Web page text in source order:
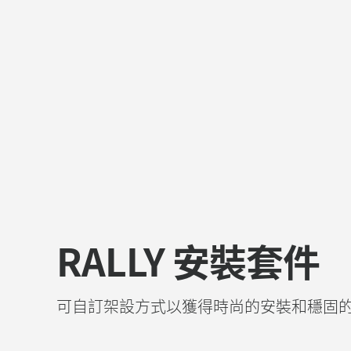
RALLY 安裝套件
可自訂架設方式以獲得時尚的安裝和穩固